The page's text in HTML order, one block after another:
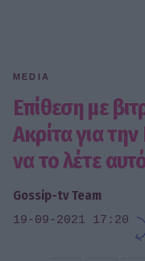
MEDIA
Επίθεση με
Ακρίτα για
να το λέτε
Gossip-tv Team
19-09-2021 17:20